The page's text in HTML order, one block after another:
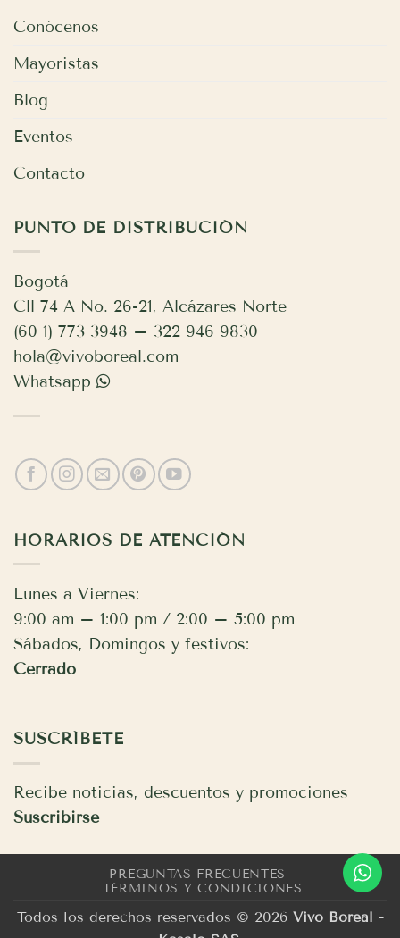
Conócenos
Mayoristas
Blog
Eventos
Contacto
PUNTO DE DISTRIBUCIÓN
Bogotá
Cll 74 A No. 26-21, Alcázares Norte
(60 1) 773 3948 – 322 946 9830
hola@vivoboreal.com
Whatsapp
HORARIOS DE ATENCIÓN
Lunes a Viernes:
9:00 am – 1:00 pm / 2:00 – 5:00 pm
Sábados, Domingos y festivos:
Cerrado
SUSCRÍBETE
Recibe noticias, descuentos y promociones
Suscribirse
PREGUNTAS FRECUENTES
TÉRMINOS Y CONDICIONES
Todos los derechos reservados © 2026 Vivo Boreal -